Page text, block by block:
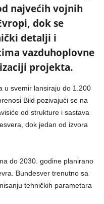
najvećih vojnih
dok se
detalji i
vazduhoplovne
projekta.
u svemir lansiraju do 1.200
Bild pozivajući se na
od strukture i sastava
dok jedan od izvora
do 2030. godine planirano
Bundesver trenutno sa
tehničkih parametara